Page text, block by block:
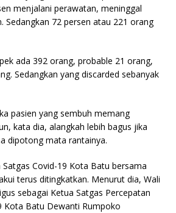
menjalani perawatan, meninggal
Sedangkan 72 persen atau 221 orang
ada 392 orang, probable 21 orang,
Sedangkan yang discarded sebanyak
pasien yang sembuh memang
kata dia, alangkah lebih bagus jika
dipotong mata rantainya.
Satgas Covid-19 Kota Batu bersama
terus ditingkatkan. Menurut dia, Wali
sebagai Ketua Satgas Percepatan
Kota Batu Dewanti Rumpoko